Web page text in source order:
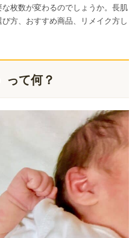
枚数が変わるのでしょうか。長肌
方、おすすめ商品、リメイク方し
って何？